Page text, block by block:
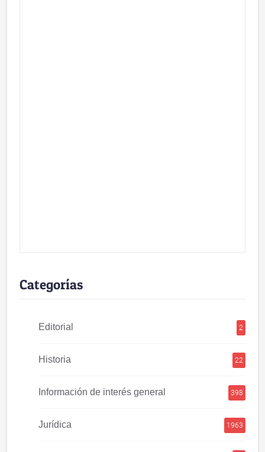
Categorías
Editorial 2
Historia 22
Información de interés general 398
Jurídica 1963